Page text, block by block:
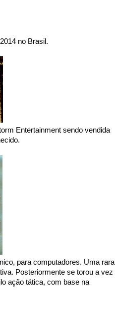
no Brasil.
Entertainment sendo vendida
para computadores. Uma rara
Posteriormente se torou a vez
ação tática, com base na